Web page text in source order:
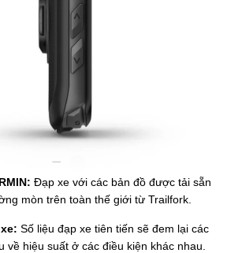
Đạp xe với các bản đồ được tải sẵn
mòn trên toàn thế giới từ Trailfork.
Số liệu đạp xe tiên tiến sẽ đem lại các
về hiệu suất ở các điều kiện khác nhau.